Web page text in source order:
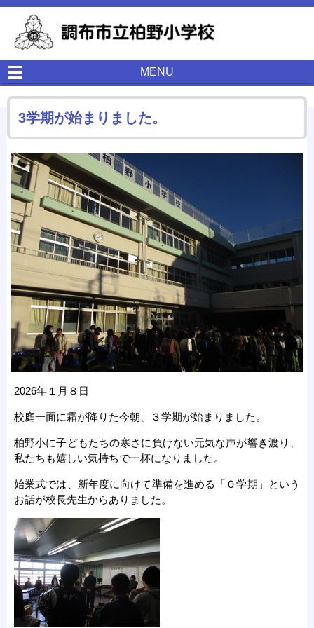
MENU
3学期が始まりました。
2026年１月８日
校庭一面に霜が降りた今朝、３学期が始まりました。
柏野小に子どもたちの寒さに負けない元気な声が響き渡り、
私たちも嬉しい気持ちで一杯になりました。
始業式では、新年度に向けて準備を進める「０学期」という
お話が校長先生からありました。